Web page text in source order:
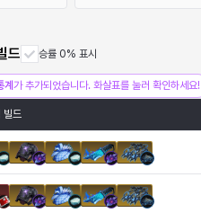
드 승률 0% 표시
가 추가되었습니다. 화살표를 눌러 확인하세요!
빌드